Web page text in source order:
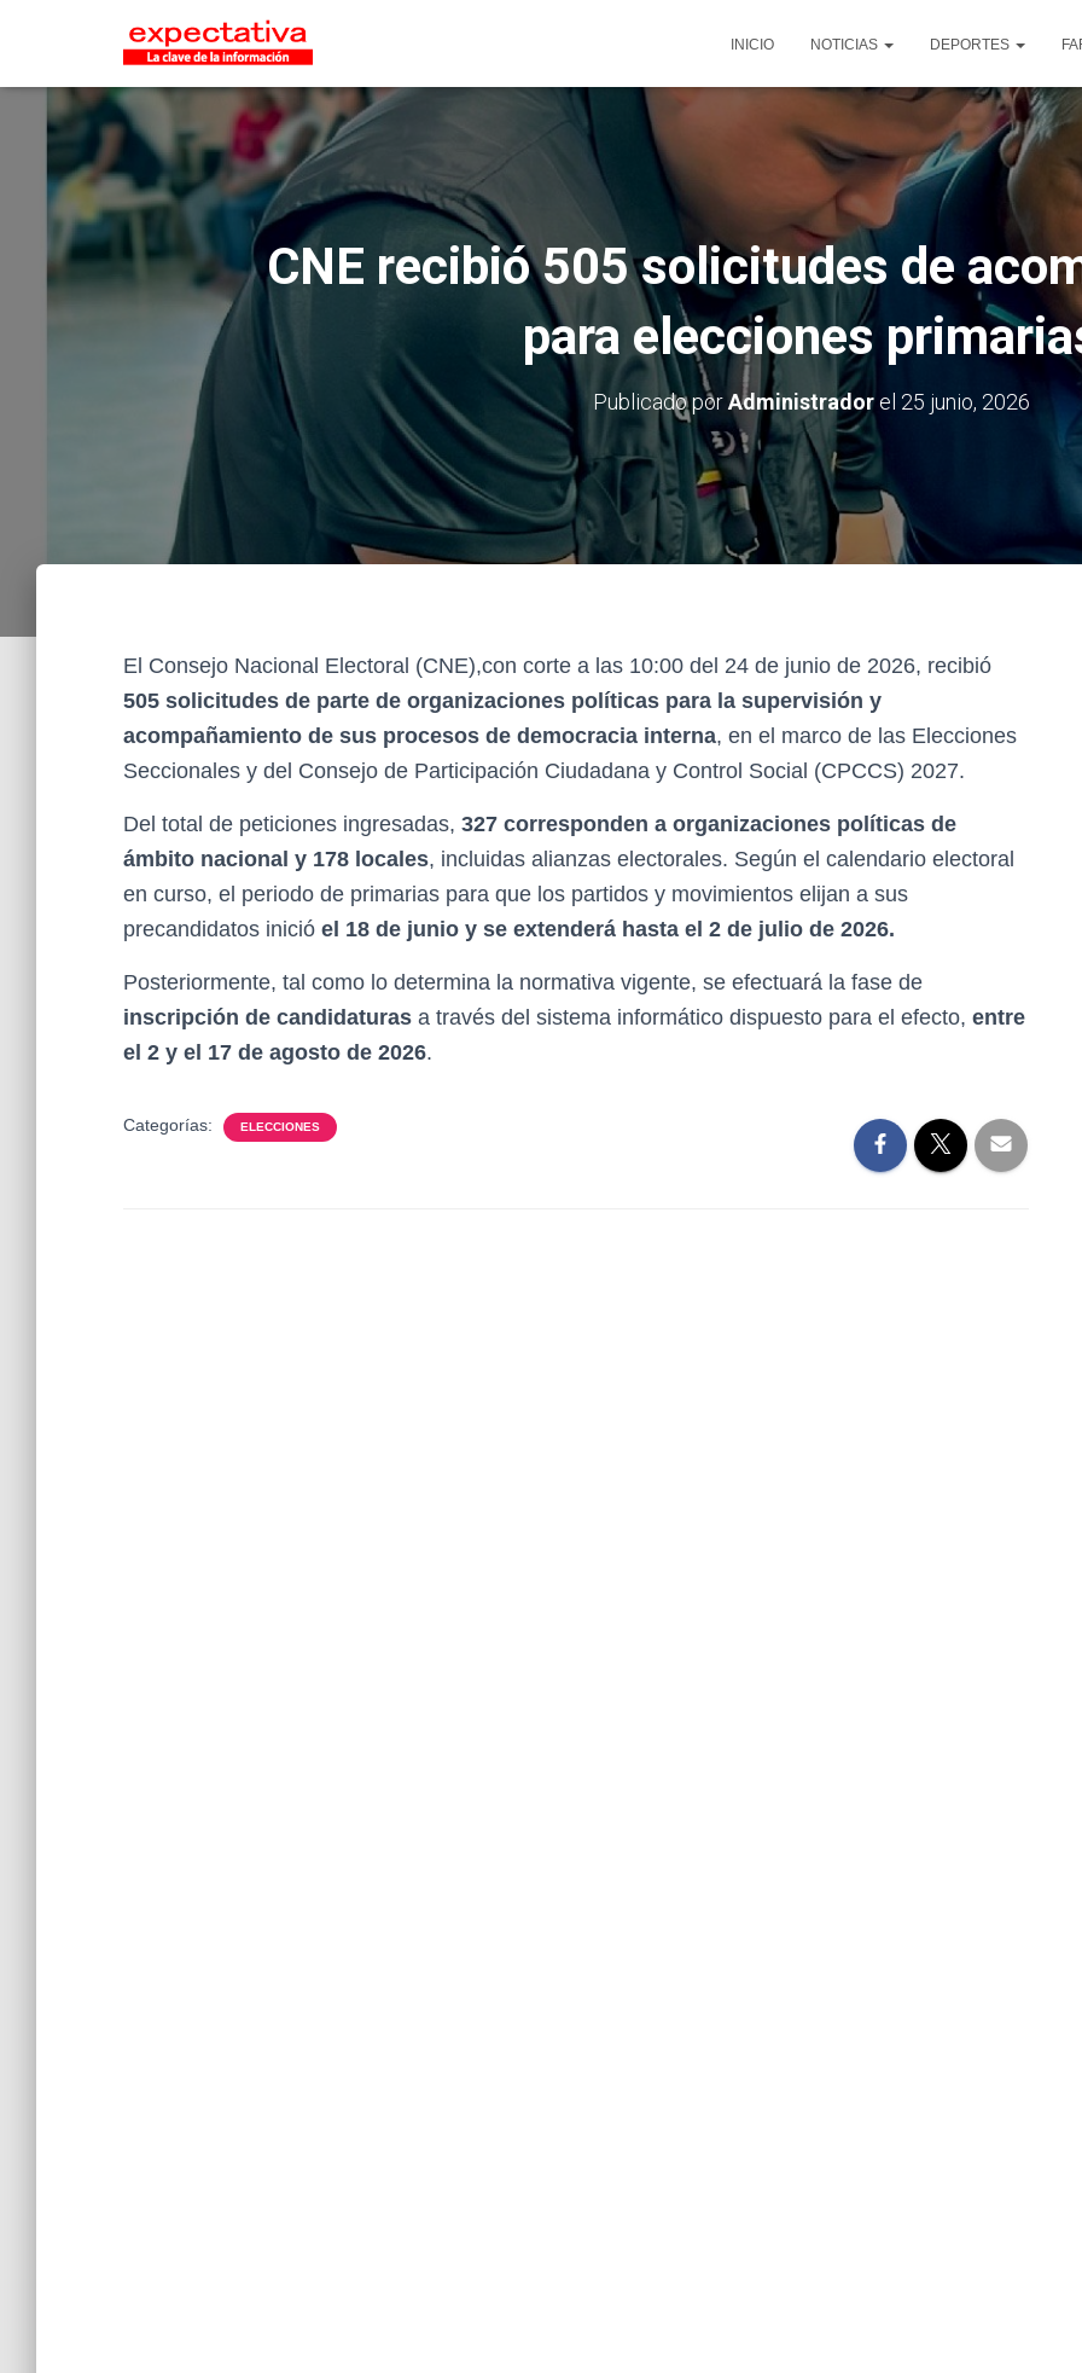
INICIO NOTICIAS DEPORTES
CNE recibió 505 solicitudes de
para elecciones
Publicado porAdministradorel 25 junio, 2026
El Consejo Nacional Electoral (CNE),con corte a las 10:00 del 24 de junio de 2026, recibió
505 solicitudes de parte de organizaciones políticas para la supervisión y
acompañamiento de sus procesos de democracia interna, en el marco de las Elecciones
Seccionales y del Consejo de Participación Ciudadana y Control Social (CPCCS) 2027.
Del total de peticiones ingresadas, 327 corresponden a organizaciones políticas de
ámbito nacional y 178 locales, incluidas alianzas electorales. Según el calendario electoral
en curso, el periodo de primarias para que los partidos y movimientos elijan a sus
precandidatos inició el 18 de junio y se extenderá hasta el 2 de julio de 2026.
Posteriormente, tal como lo determina la normativa vigente, se efectuará la fase de
inscripción de candidaturas a través del sistema informático dispuesto para el efecto, entre
el 2 y el 17 de agosto de 2026.
Categorías: ELECCIONES